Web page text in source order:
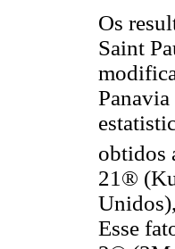
Os
Saint
obtidos
21®
Esse